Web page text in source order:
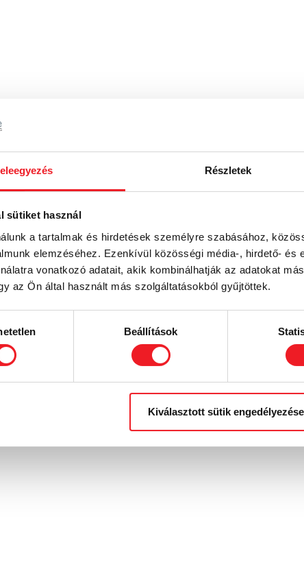
Részletek
sütiket használ
a tartalmak és hirdetések személyre szabásához,
elemzéséhez. Ezenkívül közösségi média-, hirdető- és
vonatkozó adatait, akik kombinálhatják az adatokat
az Ön által használt más szolgáltatásokból gyűjtöttek.
Beállítások
Kiválasztott sütik engedélyezése
cérnafűzött